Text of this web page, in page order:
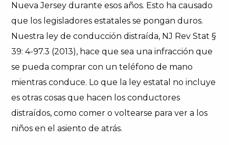
Nueva Jersey durante esos años. Esto ha causado
que los legisladores estatales se pongan duros.
Nuestra ley de conducción distraída, NJ Rev Stat §
39: 4-97.3 (2013), hace que sea una infracción que
se pueda comprar con un teléfono de mano
mientras conduce. Lo que la ley estatal no incluye
es otras cosas que hacen los conductores
distraídos, como comer o voltearse para ver a los
niños en el asiento de atrás.